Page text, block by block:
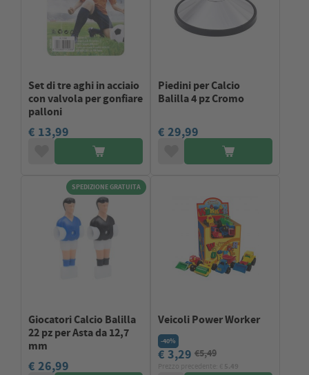
Set di tre aghi in acciaio
con valvola per gonfiare
palloni
€ 13,99
Piedini per Calcio
Balilla 4 pz Cromo
€ 29,99
SPEDIZIONE GRATUITA
Giocatori Calcio Balilla
22 pz per Asta da 12,7
mm
€ 26,99
Veicoli Power Worker
-40%
€ 3,29 €5,49